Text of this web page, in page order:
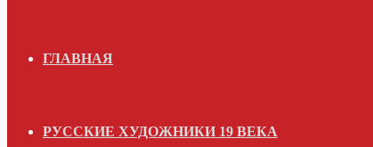
ГЛАВНАЯ
РУССКИЕ ХУДОЖНИКИ 19 ВЕКА